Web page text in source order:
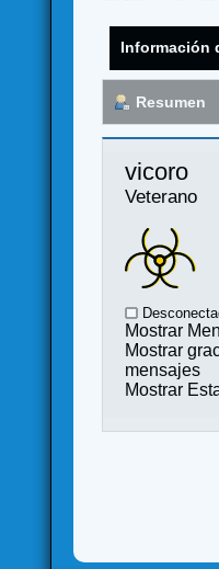
Información
Resumen
vicoro
Veterano
Mostrar
Mostrar
mensajes
Mostrar